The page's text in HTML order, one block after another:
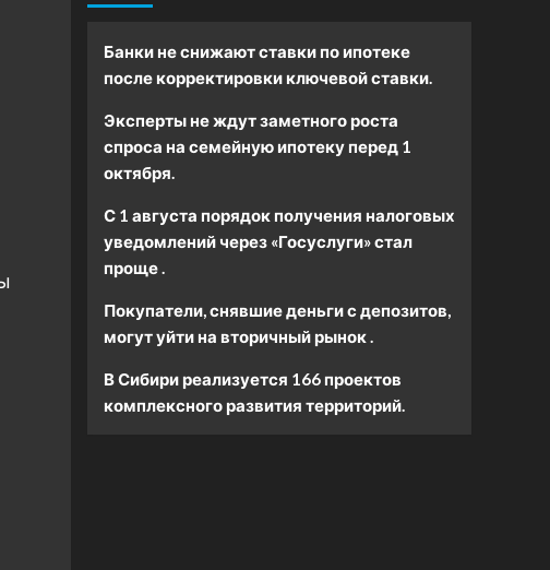
Банки не снижают ставки по ипотеке
после корректировки ключевой ставки.
Эксперты не ждут заметного роста
спроса на семейную ипотеку перед 1
октября.
С 1 августа порядок получения налоговых
уведомлений через «Госуслуги» стал
проще .
Покупатели, снявшие деньги с депозитов,
могут уйти на вторичный рынок .
В Сибири реализуется 166 проектов
комплексного развития территорий.